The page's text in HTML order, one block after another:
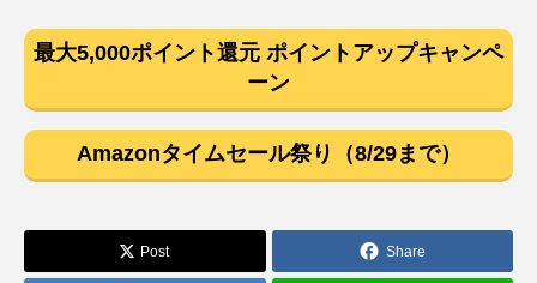
最大5,000ポイント還元 ポイントアップキャンペ
ーン
Amazonタイムセール祭り（8/29まで）
Post Share